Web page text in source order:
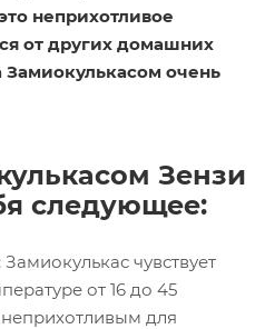
неприхотливое
от других домашних
Замиокулькасом очень
Зензи
следующее:
: Замиокулькас чувствует
от 16 до 45
неприхотливым для